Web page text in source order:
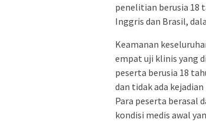
penelitian berusia 18
Inggris dan Brasil,
Keamanan
empat uji klinis yang
peserta berusia 18
dan tidak ada
Para peserta berasal
kondisi medis awal